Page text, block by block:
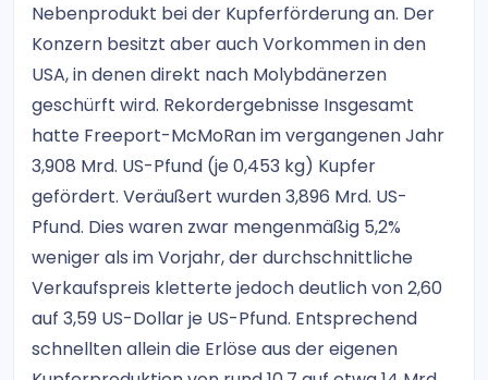
Nebenprodukt bei der Kupferförderung an. Der
Konzern besitzt aber auch Vorkommen in den
USA, in denen direkt nach Molybdänerzen
geschürft wird. Rekordergebnisse Insgesamt
hatte Freeport-McMoRan im vergangenen Jahr
3,908 Mrd. US-Pfund (je 0,453 kg) Kupfer
gefördert. Veräußert wurden 3,896 Mrd. US-
Pfund. Dies waren zwar mengenmäßig 5,2%
weniger als im Vorjahr, der durchschnittliche
Verkaufspreis kletterte jedoch deutlich von 2,60
auf 3,59 US-Dollar je US-Pfund. Entsprechend
schnellten allein die Erlöse aus der eigenen